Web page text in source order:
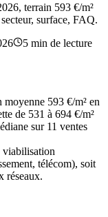
terrain 593 €/m²
surface, FAQ.
5 min de lecture
593 €/m² en
de 531 à 694 €/m²
sur 11 ventes
viabilisation
télécom), soit
réseaux.